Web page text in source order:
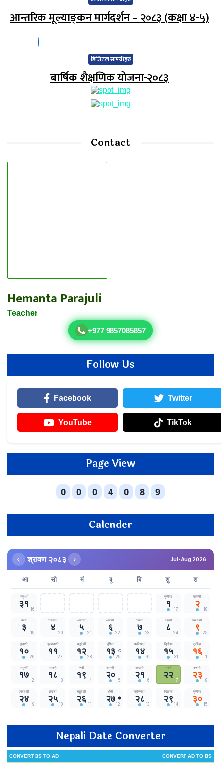
आन्तरिक मूल्याङ्‍कन मार्गदर्शन – २०८३ (कक्षा ४-५)
डिजिटल सामग्रीहरु
बार्षिक शैक्षणिक योजना-२०८३
Contact
Hemanta Parajuli
Teacher
+977 9857085857
Follow Us
Facebook Twitter
YouTube TikTok
Page View
Calender
Nepali Date Converter